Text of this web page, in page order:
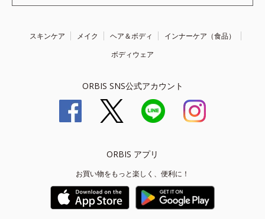
スキンケア メイク ヘア＆ボディ
インナーケア（食品）
ボディウェア
ORBIS SNS公式アカウント
ORBIS アプリ
お買い物をもっと楽しく、便利に！